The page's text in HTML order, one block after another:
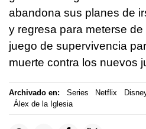
abandona sus planes de
y regresa para meterse
juego de supervivencia
muerte contra los nuevos
Archivado en: Series Netflix
Álex de la Iglesia